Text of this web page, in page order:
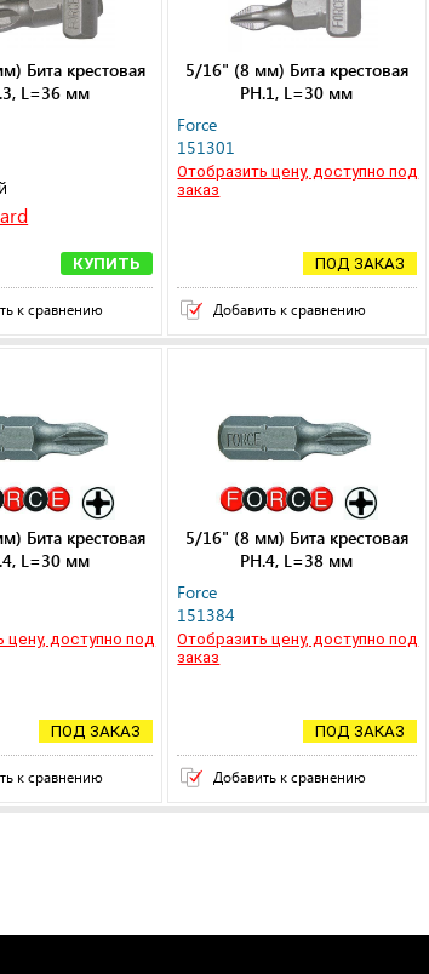
Бита крестовая
L=36 мм
КУПИТЬ
к сравнению
5/16" (8 мм) Бита крестовая
РН.1, L=30 мм
Force
151301
Отобразить цену, доступно под
заказ
ПОД ЗАКАЗ
Добавить к сравнению
Бита крестовая
L=30 мм
цену, доступно под
ПОД ЗАКАЗ
к сравнению
5/16" (8 мм) Бита крестовая
РН.4, L=38 мм
Force
151384
Отобразить цену, доступно под
заказ
ПОД ЗАКАЗ
Добавить к сравнению